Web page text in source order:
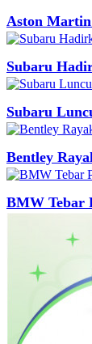
Aston
Subaru
Subaru
Bentley
BMW Tebar